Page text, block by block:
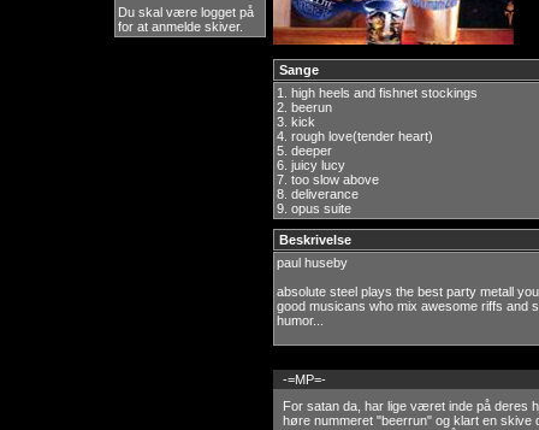
Du skal være logget på
for at anmelde skiver.
Sange
1. high heels and fishnet stockings
2. beerun
3. kick
4. rough love(tender heart)
5. deeper
6. juicy lucy
7. too slow above
8. deliverance
9. opus suite
Beskrivelse
paul huseby
absolute steel plays the best party metall
good musicans who mix awesome riffs and
humor...
-=MP=-
For satan da, har lige været inde på deres
høre nummeret "beerrun" og klart en skive